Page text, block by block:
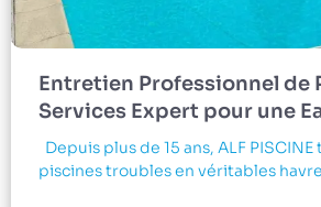
Entretien Professionnel de
Services Expert pour une
Depuis plus de 15 ans, ALF
piscines troubles en véritables